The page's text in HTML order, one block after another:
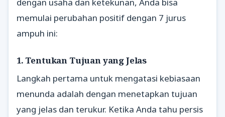
dengan usaha dan ketekunan, Anda bisa
memulai perubahan positif dengan 7 jurus
ampuh ini:
1. Tentukan Tujuan yang Jelas
Langkah pertama untuk mengatasi kebiasaan
menunda adalah dengan menetapkan tujuan
yang jelas dan terukur. Ketika Anda tahu persis